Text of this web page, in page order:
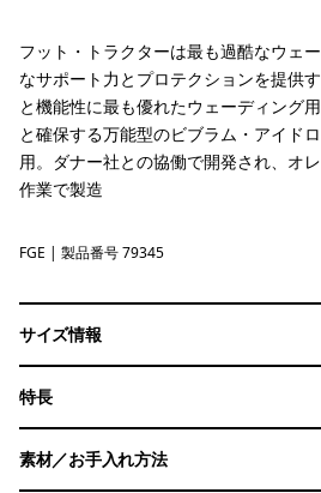
フット・トラクターは最も過酷なウェ
なサポート力とプロテクションを提供
と機能性に最も優れたウェーディング
と確保する万能型のビブラム・アイド
用。ダナー社との協働で開発され、オ
作業で製造
Forge Grey
FGE | 製品番号 79345
サイズ情報
特長
素材／お手入れ方法